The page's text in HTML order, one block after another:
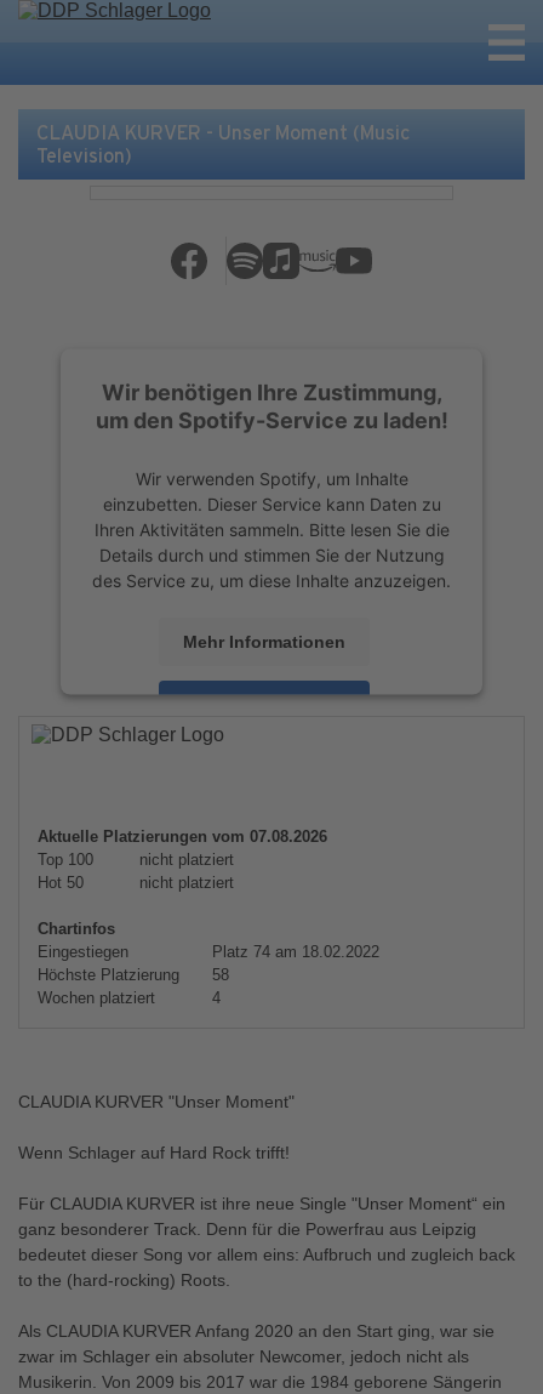
CLAUDIA KURVER - Unser Moment (Music
Television)
Wir benötigen Ihre Zustimmung,
um den Spotify-Service zu laden!
Wir verwenden Spotify, um Inhalte
einzubetten. Dieser Service kann Daten zu
Ihren Aktivitäten sammeln. Bitte lesen Sie die
Details durch und stimmen Sie der Nutzung
des Service zu, um diese Inhalte anzuzeigen.
Mehr Informationen
Akzeptieren
powered by
Aktuelle Platzierungen vom 07.08.2026
Top 100
nicht platziert
Hot 50
nicht platziert
Chartinfos
Eingestiegen
Platz 74 am 18.02.2022
Höchste Platzierung
58
Wochen platziert
4
CLAUDIA KURVER "Unser Moment"
Wenn Schlager auf Hard Rock trifft!
Für CLAUDIA KURVER ist ihre neue Single "Unser Moment“ ein
ganz besonderer Track. Denn für die Powerfrau aus Leipzig
bedeutet dieser Song vor allem eins: Aufbruch und zugleich back
to the (hard-rocking) Roots.
Als CLAUDIA KURVER Anfang 2020 an den Start ging, war sie
zwar im Schlager ein absoluter Newcomer, jedoch nicht als
Musikerin. Von 2009 bis 2017 war die 1984 geborene Sängerin